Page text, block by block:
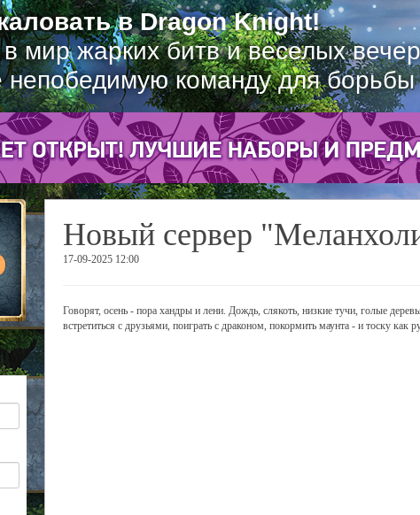
в Dragon Knight!
мир жарких битв и веселых
непобедимую команду для
Новый сервер
17-09-2025 12:00
Говорят, осень - пора хандры и лени. Дождь, слякоть, низкие тучи, голые
встретиться с друзьями, поиграть с драконом, покормить маунта - и тоску как